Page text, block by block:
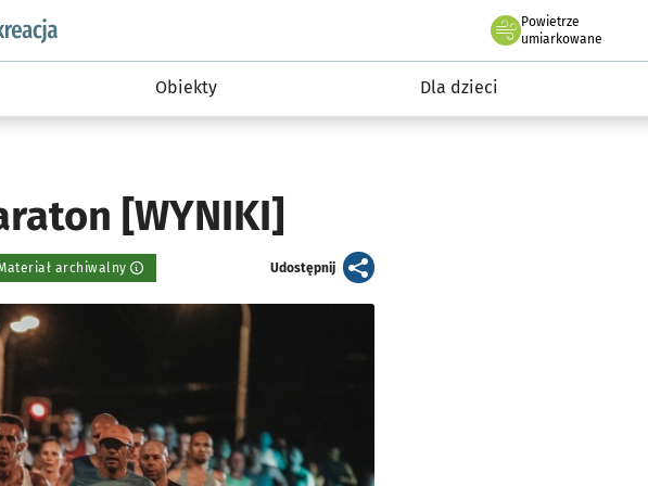
podserwis: Sport i rekreacja
Powietrze
we Wrocławiu
umiarkowane
Obiekty Dla dzieci
[WYNIKI]
archiwalny Udostępnijartykuł